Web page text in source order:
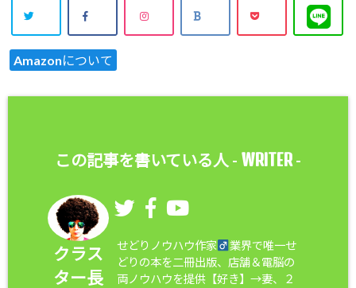
Amazonについて
この記事を書いている人 - WRITER-
クラス
ター長
せどりノウハウ作家
業界で唯一せ
どりの本を二冊出版、店舗＆電脳の
両ノウハウを提供【好き】→妻、２